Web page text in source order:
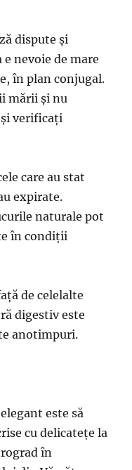
dispute şi
nevoie de mare
în plan conjugal.
mării şi nu
verificaţi
care au stat
expirate.
naturale pot
în condiţii
de celelalte
digestiv este
anotimpuri.
este să
cu delicateţe la
în